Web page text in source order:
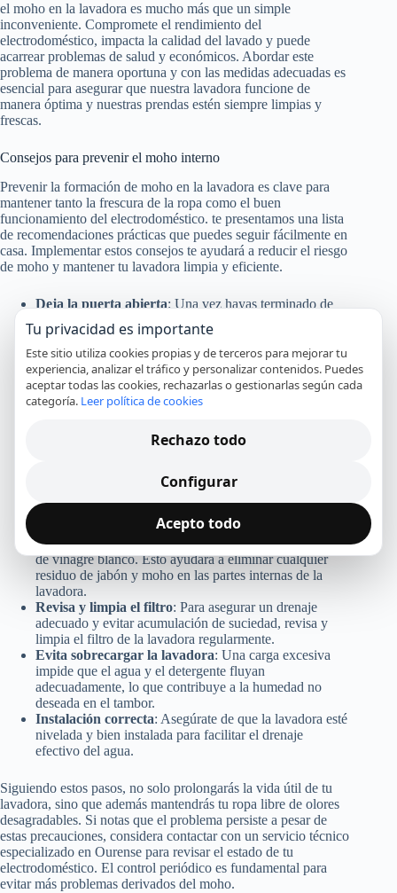
el moho en la lavadora es mucho más que un simple
inconveniente. Compromete el rendimiento del
electrodoméstico, impacta la calidad del lavado y puede
acarrear problemas de salud y económicos. Abordar este
problema de manera oportuna y con las medidas adecuadas es
esencial para asegurar que nuestra lavadora funcione de
manera óptima y nuestras prendas estén siempre limpias y
frescas.
Consejos para prevenir el moho interno
Prevenir la formación de moho en la lavadora es clave para
mantener tanto la frescura de la ropa como el buen
funcionamiento del electrodoméstico. te presentamos una lista
de recomendaciones prácticas que puedes seguir fácilmente en
casa. Implementar estos consejos te ayudará a reducir el riesgo
de moho y mantener tu lavadora limpia y eficiente.
Deja la puerta abierta: Una vez hayas terminado de
horas. Esto permitirá que circule el aire y se seque el
interior, reduciendo las condiciones de humedad que
favorecen el crecimiento del moho.
Utiliza detergentes adecuados: Emplea detergentes
específicos para lavadoras y sigue las instrucciones de
que, combinados con la humedad, se convierten en el
entorno ideal para el moho.
un paño seco por la goma que sella la puerta. Es un
lugar donde se acumula agua, y mantenerlo seco evita
malos olores y moho.
Realiza una limpieza con vinagre: Programa un ciclo
de lavado vacío con agua caliente y añade medio litro
de vinagre blanco. Esto ayudará a eliminar cualquier
residuo de jabón y moho en las partes internas de la
lavadora.
Revisa y limpia el filtro: Para asegurar un drenaje
adecuado y evitar acumulación de suciedad, revisa y
limpia el filtro de la lavadora regularmente.
Evita sobrecargar la lavadora: Una carga excesiva
impide que el agua y el detergente fluyan
adecuadamente, lo que contribuye a la humedad no
deseada en el tambor.
Instalación correcta: Asegúrate de que la lavadora esté
nivelada y bien instalada para facilitar el drenaje
efectivo del agua.
Siguiendo estos pasos, no solo prolongarás la vida útil de tu
lavadora, sino que además mantendrás tu ropa libre de olores
desagradables. Si notas que el problema persiste a pesar de
estas precauciones, considera contactar con un servicio técnico
especializado en Ourense para revisar el estado de tu
electrodoméstico. El control periódico es fundamental para
evitar más problemas derivados del moho.
Tu privacidad es importante
Este sitio utiliza cookies propias y de terceros para mejorar tu
experiencia, analizar el tráfico y personalizar contenidos. Puedes
aceptar todas las cookies, rechazarlas o gestionarlas según cada
categoría. Leer política de cookies
Rechazo todo
Configurar
Acepto todo